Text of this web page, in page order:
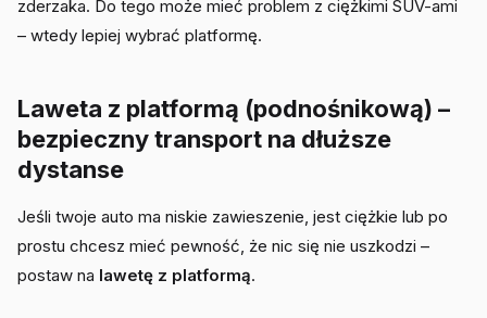
zderzaka. Do tego może mieć problem z ciężkimi SUV-ami
– wtedy lepiej wybrać platformę.
Laweta z platformą (podnośnikową) –
bezpieczny transport na dłuższe
dystanse
Jeśli twoje auto ma niskie zawieszenie, jest ciężkie lub po
prostu chcesz mieć pewność, że nic się nie uszkodzi –
postaw na lawetę z platformą.